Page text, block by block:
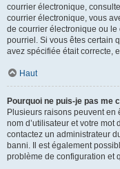
courrier électronique,
courrier électronique, vous
de courrier électronique ou
pourriel. Si vous êtes certain
avez spécifiée était correcte,
Haut
Pourquoi ne puis-je pas me
Plusieurs raisons peuvent en
nom d’utilisateur et votre mot
contactez un administrateur
banni. Il est également
problème de configuration et